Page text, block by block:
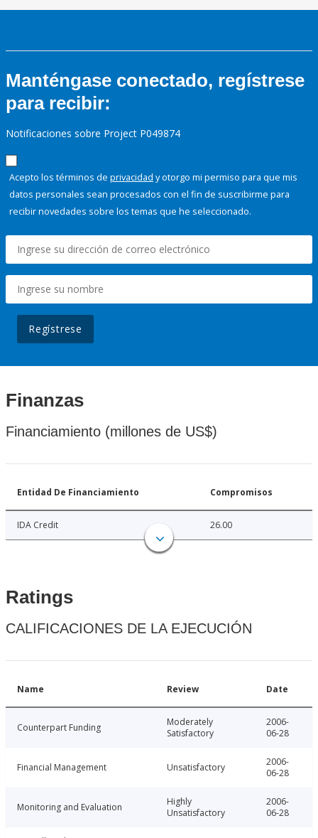
Manténgase conectado, regístrese
para recibir:
Notificaciones sobre Project P049874
Acepto los términos de privacidad y otorgo mi permiso para que mis
datos personales sean procesados con el fin de suscribirme para
recibir novedades sobre los temas que he seleccionado.
Regístrese
Finanzas
Financiamiento (millones de US$)
Entidad De Financiamiento Compromisos
IDA Credit 26.00
Ratings
CALIFICACIONES DE LA EJECUCIÓN
Name Review Date
Counterpart Funding
Moderately
Satisfactory
2006-
06-28
Financial Management Unsatisfactory
2006-
06-28
Monitoring and Evaluation
Highly
Unsatisfactory
2006-
06-28